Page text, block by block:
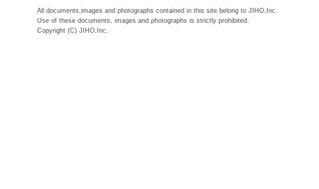
All documents,images and photographs contained in this site belong to JIHO,Inc.
Use of these documents, images and photographs is strictly prohibited.
Copyright (C) JIHO,Inc.